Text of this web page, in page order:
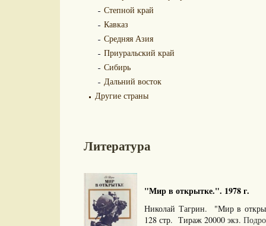
Степной край
Кавказ
Средняя Азия
Приуральский край
Сибирь
Дальний восток
Другие страны
Литература
"Мир в открытке.". 1978 г.
Николай Тагрин. "Мир в
128 стр. Тираж 20000 экз.